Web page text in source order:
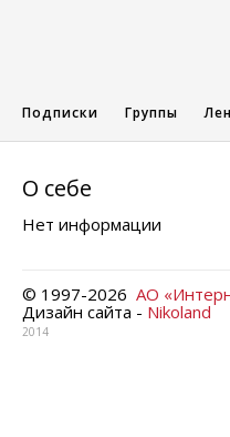
Подписки Группы
О себе
Нет информации
© 1997-2026 АО
Дизайн сайта - Nikoland
2014